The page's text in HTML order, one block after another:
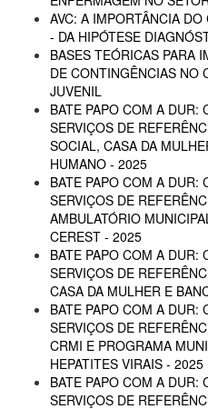
AVC: A IMPORTÂNCIA
- DA HIPÓTESE
BASES TEÓRICAS PARA
DE CONTINGÊNCIAS NO
JUVENIL
BATE PAPO COM A DUR:
SERVIÇOS DE
SOCIAL, CASA DA
HUMANO - 2025
BATE PAPO COM A DUR:
SERVIÇOS DE
AMBULATÓRIO
CEREST - 2025
BATE PAPO COM A DUR:
SERVIÇOS DE
CASA DA MULHER E
BATE PAPO COM A DUR:
SERVIÇOS DE
CRMI E PROGRAMA
HEPATITES VIRAIS - 2025
BATE PAPO COM A DUR:
SERVIÇOS DE